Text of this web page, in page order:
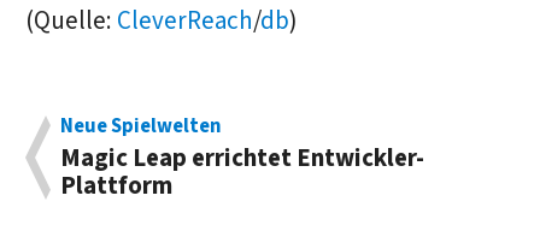
(Quelle: CleverReach/db)
Neue Spielwelten
Magic Leap errichtet Entwickler-
Plattform